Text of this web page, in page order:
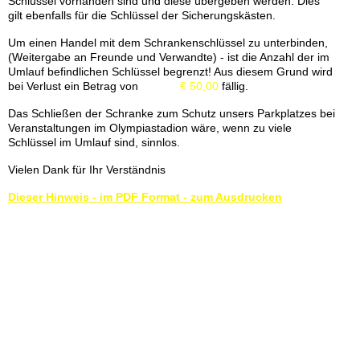
gilt ebenfalls für die Schlüssel der Sicherungskästen.
Um einen Handel mit dem Schrankenschlüssel zu unterbinden,
(Weitergabe an Freunde und Verwandte) - ist die Anzahl der im
Umlauf befindlichen Schlüssel begrenzt! Aus diesem Grund wird
bei Verlust ein Betrag von € 50,00 fällig.
Das Schließen der Schranke zum Schutz unsers Parkplatzes bei
Veranstaltungen im Olympiastadion wäre, wenn zu viele
Schlüssel im Umlauf sind, sinnlos.
Vielen Dank für Ihr Verständnis
Dieser Hinweis - im PDF Format - zum Ausdrucken